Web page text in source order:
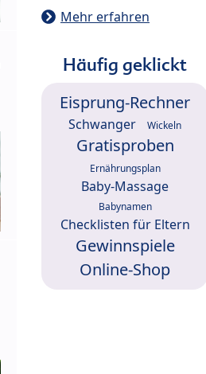
Mehr erfahren
Häufig geklickt
Eisprung-Rechner
Schwanger Wickeln
Gratisproben
Ernährungsplan
Baby-Massage
Babynamen
Checklisten für Eltern
Gewinnspiele
Online-Shop